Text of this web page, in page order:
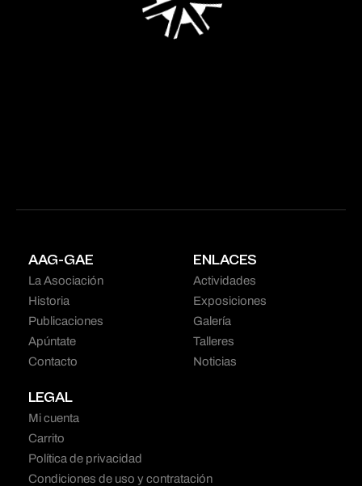
AAG-GAE
La Asociación
Historia
Publicaciones
Apúntate
Contacto
ENLACES
Actividades
Exposiciones
Galería
Talleres
Noticias
LEGAL
Mi cuenta
Carrito
Política de privacidad
Condiciones de uso y contratación